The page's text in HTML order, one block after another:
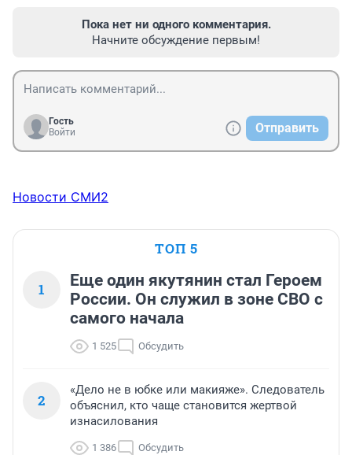
Пока нет ни одного комментария.
Начните обсуждение первым!
Гость
Войти
Отправить
Новости СМИ2
ТОП 5
1
Еще один якутянин стал Героем
России. Он служил в зоне СВО с
самого начала
1 525 Обсудить
2
«Дело не в юбке или макияже». Следователь
объяснил, кто чаще становится жертвой
изнасилования
1 386 Обсудить